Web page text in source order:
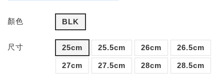
顏色 BLK
尺寸 25cm 25.5cm 26cm 26.5cm
27cm 27.5cm 28cm 28.5cm